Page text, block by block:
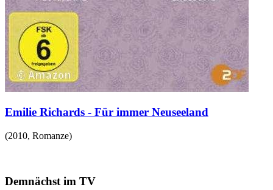
Emilie Richards - Für immer Neuseeland
(2010, Romanze)
Demnächst im TV